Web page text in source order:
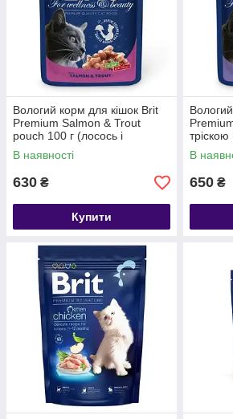
Вологий корм для кішок Brit
Premium Salmon & Trout
pouch 100 г (лосось і
форель) 24 шт
В наявності
630 ₴
Купити
В
650 ₴